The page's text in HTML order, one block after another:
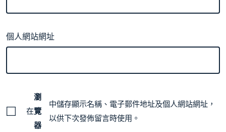
個人網站網址
在
瀏
覽
器
中儲存顯示名稱、電子郵件地址及個人網站網址，
以供下次發佈留言時使用。